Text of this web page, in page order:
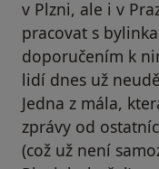
v Plzni, ale i v
pracovat s
doporučením k
lidí dnes už
Jedna z mála,
zprávy od
(což už není